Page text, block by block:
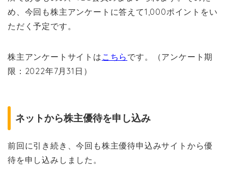
め、今回も株主アンケートに答えて1,000ポイントをい
ただく予定です。
株主アンケートサイトは こちら です。（アンケート期
限：2022年7月31日）
ネットから株主優待を申し込み
前回に引き続き、今回も株主優待申込みサイトから優
待を申し込みしました。